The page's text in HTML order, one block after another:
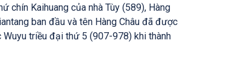
chín Kaihuang của nhà Tùy (589), Hàng
ban đầu và tên Hàng Châu đã được
triều đại thứ 5 (907-978) khi thành